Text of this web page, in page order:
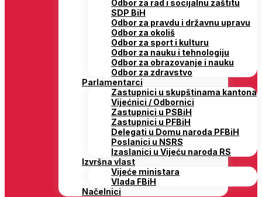
Odbor za rad i socijalnu zaštitu
SDP BiH
Odbor za pravdu i državnu upravu
Odbor za okoliš
Odbor za sport i kulturu
Odbor za nauku i tehnologiju
Odbor za obrazovanje i nauku
Odbor za zdravstvo
Parlamentarci
Zastupnici u skupštinama kantona
Vijećnici / Odbornici
Zastupnici u PSBiH
Zastupnici u PFBiH
Delegati u Domu naroda PFBiH
Poslanici u NSRS
Izaslanici u Vijeću naroda RS
Izvršna vlast
Vijeće ministara
Vlada FBiH
Načelnici